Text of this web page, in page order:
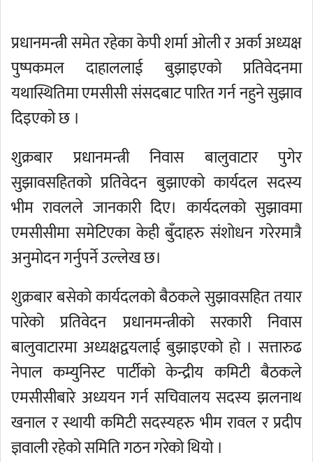
प्रधानमन्त्री समेत रहेका केपी शर्मा ओली र अर्का अध्यक्ष
पुष्पकमल दाहाललाई बुझाइएको प्रतिवेदनमा
यथास्थितिमा एमसीसी संसदबाट पारित गर्न नहुने सुझाव
दिइएको छ ।
शुक्रबार प्रधानमन्त्री निवास बालुवाटार पुगेर
सुझावसहितको प्रतिवेदन बुझाएको कार्यदल सदस्य
भीम रावलले जानकारी दिए। कार्यदलको सुझावमा
एमसीसीमा समेटिएका केही बुँदाहरु संशोधन गरेरमात्रै
अनुमोदन गर्नुपर्ने उल्लेख छ।
शुक्रबार बसेको कार्यदलको बैठकले सुझावसहित तयार
पारेको प्रतिवेदन प्रधानमन्त्रीको सरकारी निवास
बालुवाटारमा अध्यक्षद्वयलाई बुझाइएको हो । सत्तारुढ
नेपाल कम्युनिस्ट पार्टीको केन्द्रीय कमिटी बैठकले
एमसीसीबारे अध्ययन गर्न सचिवालय सदस्य झलनाथ
खनाल र स्थायी कमिटी सदस्यहरु भीम रावल र प्रदीप
ज्ञवाली रहेको समिति गठन गरेको थियो ।